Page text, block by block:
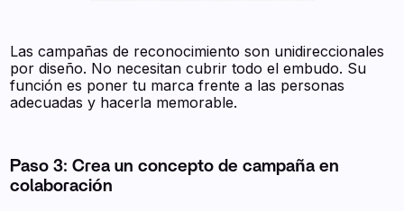
Las campañas de reconocimiento son unidireccionales
por diseño. No necesitan cubrir todo el embudo. Su
función es poner tu marca frente a las personas
adecuadas y hacerla memorable.
Paso 3: Crea un concepto de campaña en
colaboración